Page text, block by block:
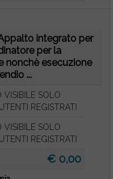
integrato per
per la
nonchè esecuzione
...
VISIBILE SOLO
REGISTRATI
VISIBILE SOLO
REGISTRATI
€ 0,00